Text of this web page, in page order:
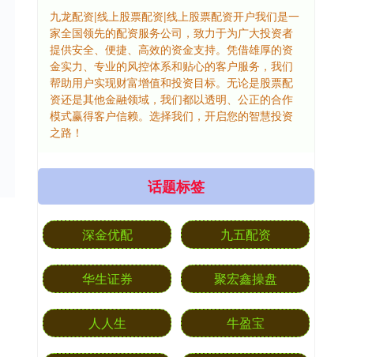
九龙配资|线上股票配资|线上股票配资开户我们是一
家全国领先的配资服务公司，致力于为广大投资者
提供安全、便捷、高效的资金支持。凭借雄厚的资
金实力、专业的风控体系和贴心的客户服务，我们
帮助用户实现财富增值和投资目标。无论是股票配
资还是其他金融领域，我们都以透明、公正的合作
模式赢得客户信赖。选择我们，开启您的智慧投资
之路！
话题标签
深金优配 九五配资
华生证券 聚宏鑫操盘
人人生 牛盈宝